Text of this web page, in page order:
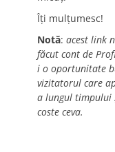
Îți mulțumesc!
Notă: acest link
făcut cont de
i o oportunitate
vizitatorul care
a lungul timpului
coste ceva.